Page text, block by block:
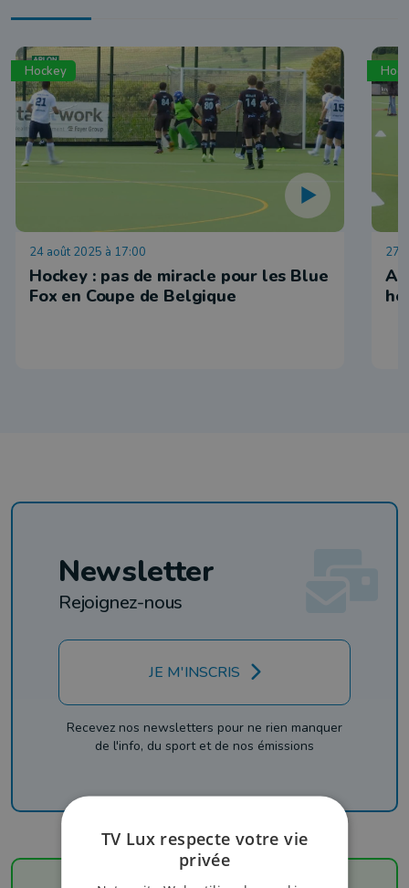
Hockey
24 août 2025 à 17:00
Hockey : pas de miracle pour les Blue
Fox en Coupe de Belgique
27
Newsletter
Rejoignez-nous
JE M'INSCRIS
Recevez nos newsletters pour ne rien manquer
de l'info, du sport et de nos émissions
TV Lux respecte votre vie
privée